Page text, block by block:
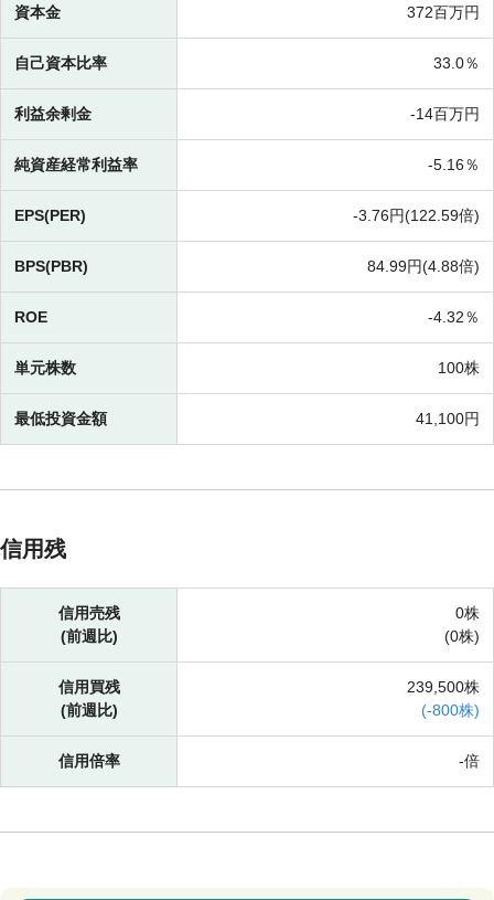
資本金 372百万円
自己資本比率 33.0％
利益余剰金 -14百万円
純資産経常利益率 -5.16％
EPS(PER) -3.76円(122.59倍)
BPS(PBR) 84.99円(4.88倍)
ROE -4.32％
単元株数 100株
最低投資金額 41,100円
信用残
信用売残
(前週比)
0株
(0株)
信用買残
(前週比)
239,500株
(-800株)
信用倍率 -倍